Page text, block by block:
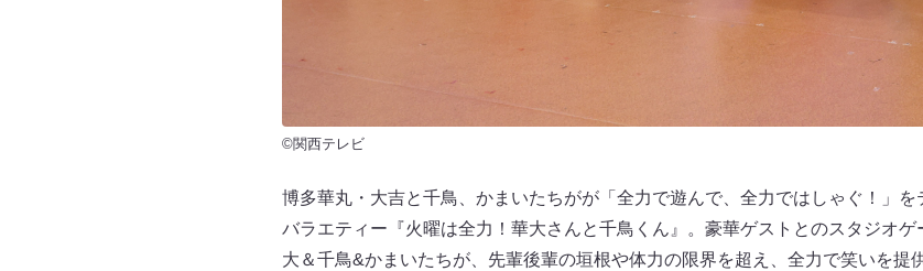
©関西テレビ
博多華丸・大吉と千鳥、かまいたちがが「全力で遊んで、全力ではしゃぐ！」
バラエティー『火曜は全力！華大さんと千鳥くん』。豪華ゲストとのスタジオ
大＆千鳥&かまいたちが、先輩後輩の垣根や体力の限界を超え、全力で笑いを提